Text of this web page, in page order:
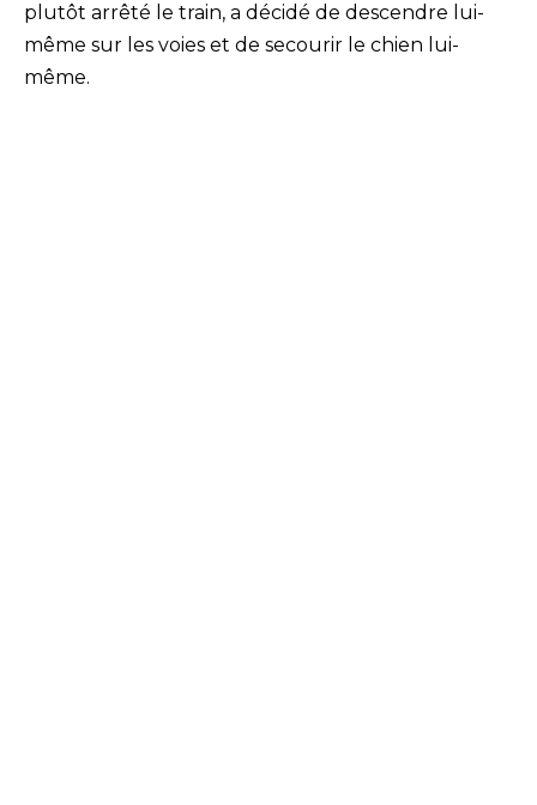
plutôt arrêté le train, a décidé de descendre lui-
même sur les voies et de secourir le chien lui-
même.